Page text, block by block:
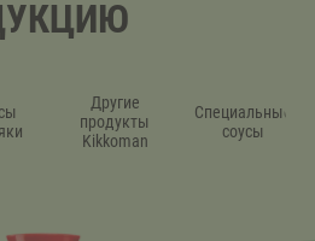
Другие
продукты
Kikkoman
Специальные
соусы